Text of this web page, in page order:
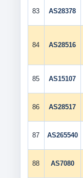
83 AS28378
84 AS28516
85 AS15107
86 AS28517
87 AS265540
88 AS7080